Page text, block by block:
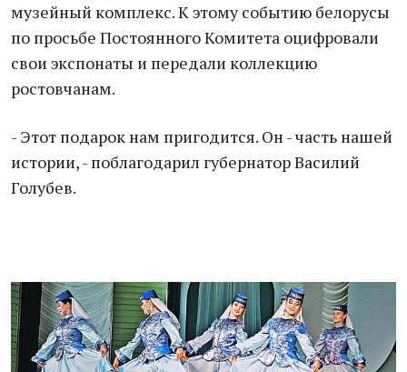
музейный комплекс. К этому событию белорусы
по просьбе Постоянного Комитета оцифровали
свои экспонаты и передали коллекцию
ростовчанам.
- Этот подарок нам пригодится. Он - часть нашей
истории, - поблагодарил губернатор Василий
Голубев.